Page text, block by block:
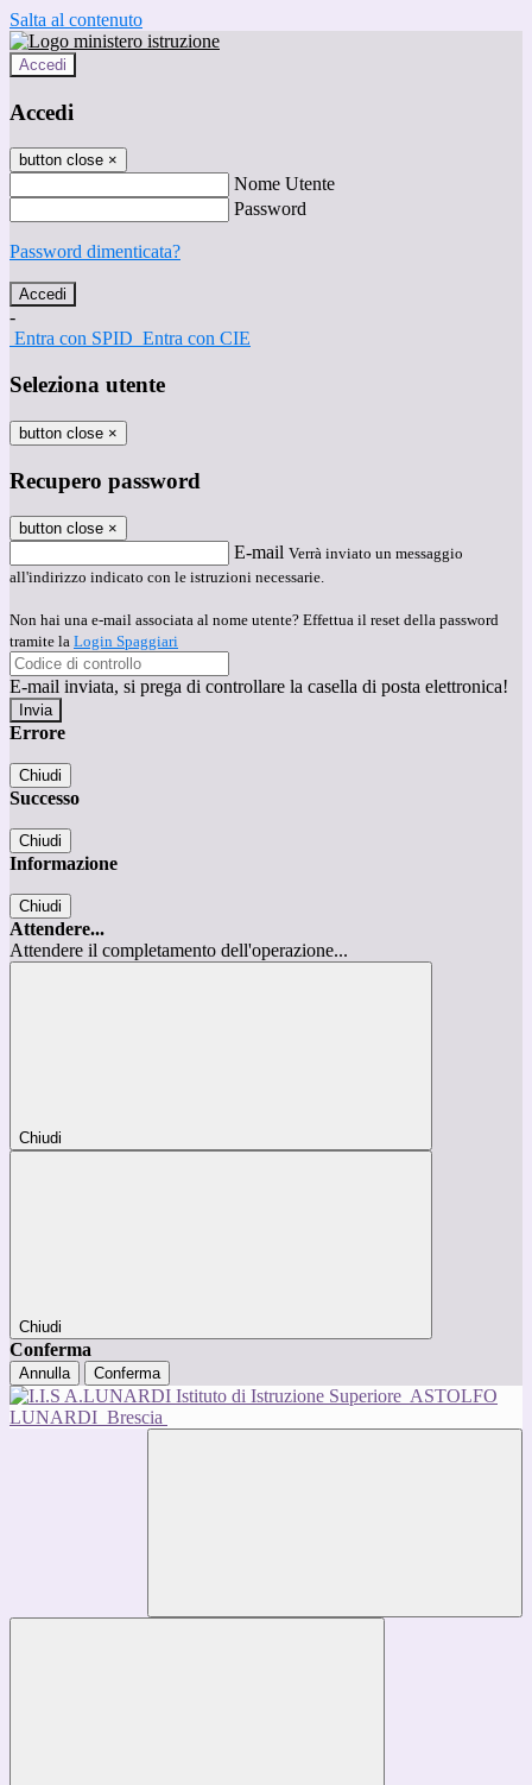
Salta al contenuto
Accedi
Accedi
button close ×
Nome Utente
Password
Password dimenticata?
-
Entra con SPID Entra con CIE
Seleziona utente
button close ×
Recupero password
button close ×
E-mail Verrà inviato un messaggio
all'indirizzo indicato con le istruzioni necessarie.
Non hai una e-mail associata al nome utente? Effettua il reset della password
tramite la Login Spaggiari
E-mail inviata, si prega di controllare la casella di posta elettronica!
Errore
Chiudi
Successo
Chiudi
Informazione
Chiudi
Attendere...
Attendere il completamento dell'operazione...
Chiudi
Chiudi
Conferma
Annulla Conferma
Istituto di Istruzione Superiore ASTOLFO
LUNARDI Brescia